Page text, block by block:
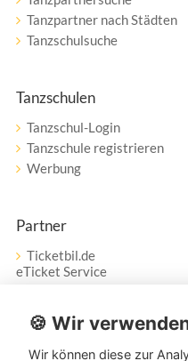
Tanzpartner nach Städten
Tanzschulsuche
Tanzschulen
Tanzschul-Login
Tanzschule registrieren
Werbung
Partner
Ticketbil.de
eTicket Service
Vertrag widerrufen
🍪 Wir
Wir können diese zur